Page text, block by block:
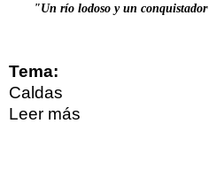
"Un río lodoso y un
Tema:
Caldas
Leer más